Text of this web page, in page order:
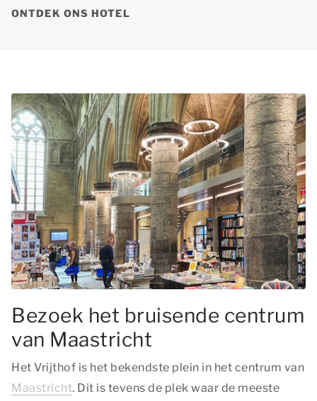
ONTDEK ONS HOTEL
Bezoek het bruisende centrum
van Maastricht
Het Vrijthof is het bekendste plein in het centrum van
Maastricht. Dit is tevens de plek waar de meeste